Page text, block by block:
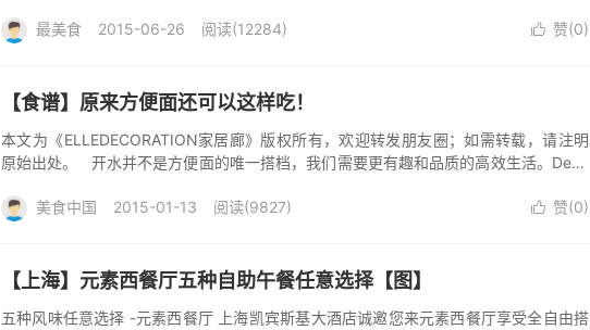
又...
 赞(0)
最美食 2015-06-26 阅读(12284)
【食谱】原来方便面还可以这样吃！
本文为《ELLEDECORATION家居廊》版权所有，欢迎转发朋友圈；如需转载，请注明
原始出处。 开水并不是方便面的唯一搭档，我们需要更有趣和品质的高效生活。Deco
 赞(0)
美食中国 2015-01-13 阅读(9827)
【上海】元素西餐厅五种自助午餐任意选择【图】
五种风味任意选择 -元素西餐厅 上海凯宾斯基大酒店诚邀您来元素西餐厅享受全自由搭